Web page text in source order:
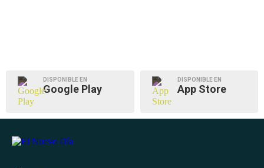
DISPONIBLE EN
Google Play
DISPONIBLE EN
App Store